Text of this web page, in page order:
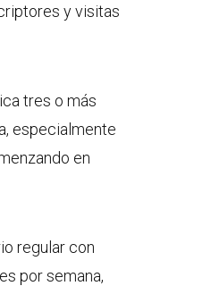
y visitas
tres o más
especialmente
en
regular con
por semana,